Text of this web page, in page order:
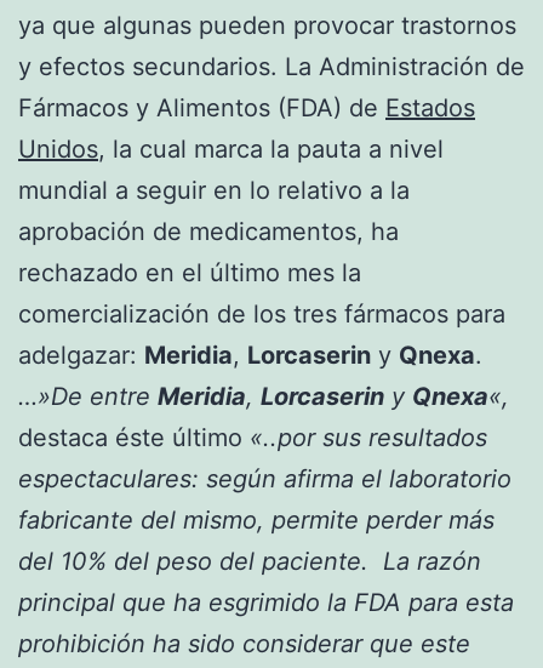
ya que algunas pueden provocar trastornos
y efectos secundarios. La Administración de
Fármacos y Alimentos (FDA) de Estados
Unidos, la cual marca la pauta a nivel
mundial a seguir en lo relativo a la
aprobación de medicamentos, ha
rechazado en el último mes la
comercialización de los tres fármacos para
adelgazar: Meridia, Lorcaserin y Qnexa.
…»De entre Meridia, Lorcaserin y Qnexa«,
destaca éste último «..por sus resultados
espectaculares: según afirma el laboratorio
fabricante del mismo, permite perder más
del 10% del peso del paciente. La razón
principal que ha esgrimido la FDA para esta
prohibición ha sido considerar que este